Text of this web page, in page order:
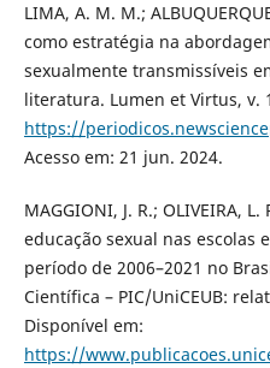
LIMA, A. M. M.;
como estratégia na
sexualmente transmissíveis
literatura. Lumen et Virtus, v.
https://
Acesso em: 21 jun. 2024.
MAGGIONI, J. R.; OLIVEIRA,
educação sexual nas escolas
período de 2006–2021 no
Científica – PIC/UniCEUB:
Disponível em:
https://